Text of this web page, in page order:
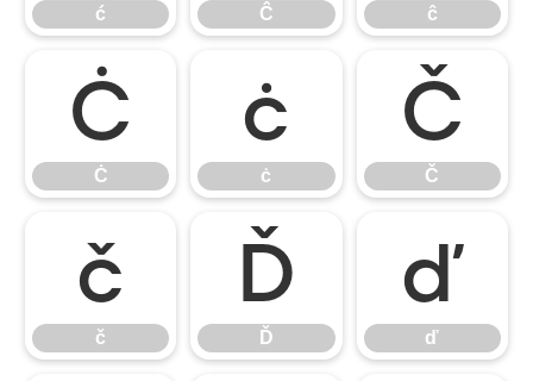
ć Ĉ ĉ
Ċ
Ċ
ċ
ċ
Č
Č
č
č
Ď
Ď
ď
ď